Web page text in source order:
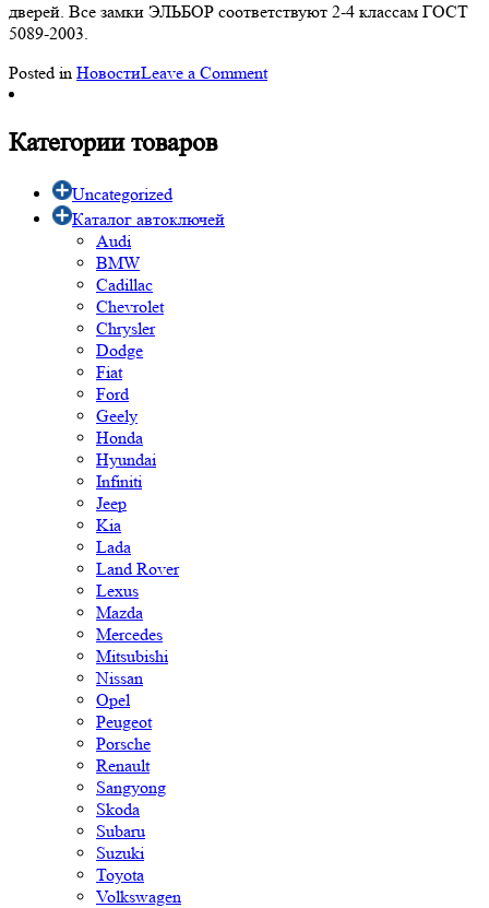
дверей. Все замки ЭЛЬБОР соответствуют 2-4 классам ГОСТ
5089-2003.
Posted in НовостиLeave a Commenton
Категории товаров
Uncategorized
Каталог автоключей
Audi
BMW
Cadillac
Chevrolet
Chrysler
Dodge
Fiat
Ford
Geely
Honda
Hyundai
Infiniti
Jeep
Kia
Lada
Land Rover
Lexus
Mazda
Mercedes
Mitsubishi
Nissan
Opel
Peugeot
Porsche
Renault
Sangyong
Skoda
Subaru
Suzuki
Toyota
Volkswagen